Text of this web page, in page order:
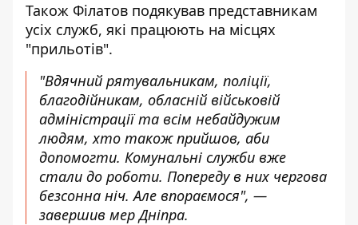
Також Філатов подякував представникам
усіх служб, які працюють на місцях
"прильотів".
"Вдячний рятувальникам, поліції,
благодійникам, обласній військовій
адміністрації та всім небайдужим
людям, хто також прийшов, аби
допомогти. Комунальні служби вже
стали до роботи. Попереду в них чергова
безсонна ніч. Але впораємося", —
завершив мер Дніпра.